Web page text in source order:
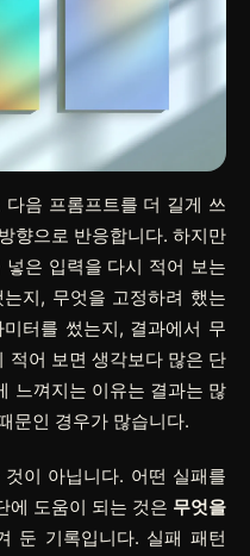
음 프롬프트를 더 길게 쓰
향으로 반응합니다. 하지만
은 입력을 다시 적어 보는
지, 무엇을 고정하려 했는
터를 썼는지, 결과에서 무
적어 보면 생각보다 많은 단
느껴지는 이유는 결과는 많
문인 경우가 많습니다.
이 아닙니다. 어떤 실패를
에 도움이 되는 것은 무엇을
둔 기록입니다. 실패 패턴